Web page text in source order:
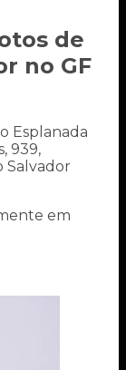
de
no GF
Esplanada
939,
Salvador
em